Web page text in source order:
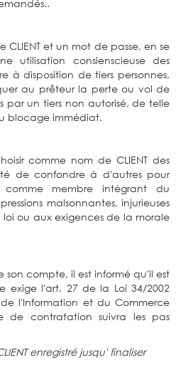
CLIENT et un mot de passe, en se
utilisation consienscieuse des
à disposition de tiers personnes,
au prêteur la perte ou vol de
par un tiers non autorisé, de telle
blocage immédiat.
comme nom de CLIENT des
de confondre à d'autres pour
membre intégrant du
malsonnantes, injurieuses
ou aux exigences de la morale
son compte, il est informé qu'il est
exige l'art. 27 de la Loi 34/2002
l'Information et du Commerce
de contratation suivra les pas
enregistré jusqu' finaliser